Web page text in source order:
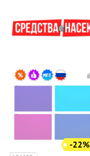
-22%